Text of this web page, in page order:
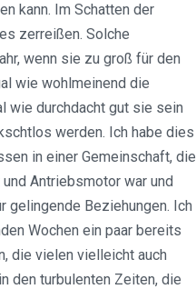
kann. Im Schatten der
zerreißen. Solche
wenn sie zu groß für den
wie wohlmeinend die
wie durchdacht gut sie sein
werden. Ich habe dies
in einer Gemeinschaft, die
Antriebsmotor war und
Beziehungen. Ich
Wochen ein paar bereits
die vielen vielleicht auch
den turbulenten Zeiten, die